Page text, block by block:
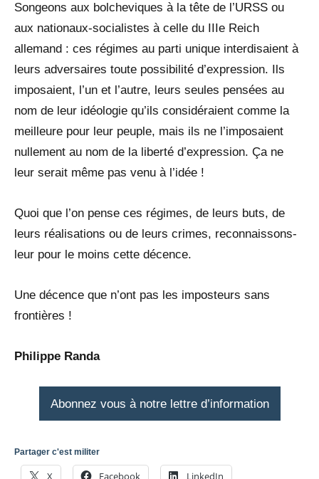
Songeons aux bolcheviques à la tête de l’URSS ou
aux nationaux-socialistes à celle du IIIe Reich
allemand : ces régimes au parti unique interdisaient à
leurs adversaires toute possibilité d’expression. Ils
imposaient, l’un et l’autre, leurs seules pensées au
nom de leur idéologie qu’ils considéraient comme la
meilleure pour leur peuple, mais ils ne l’imposaient
nullement au nom de la liberté d’expression. Ça ne
leur serait même pas venu à l’idée !
Quoi que l’on pense ces régimes, de leurs buts, de
leurs réalisations ou de leurs crimes, reconnaissons-
leur pour le moins cette décence.
Une décence que n’ont pas les imposteurs sans
frontières !
Philippe Randa
Abonnez vous à notre lettre d’information
Partager c'est militer
X Facebook LinkedIn